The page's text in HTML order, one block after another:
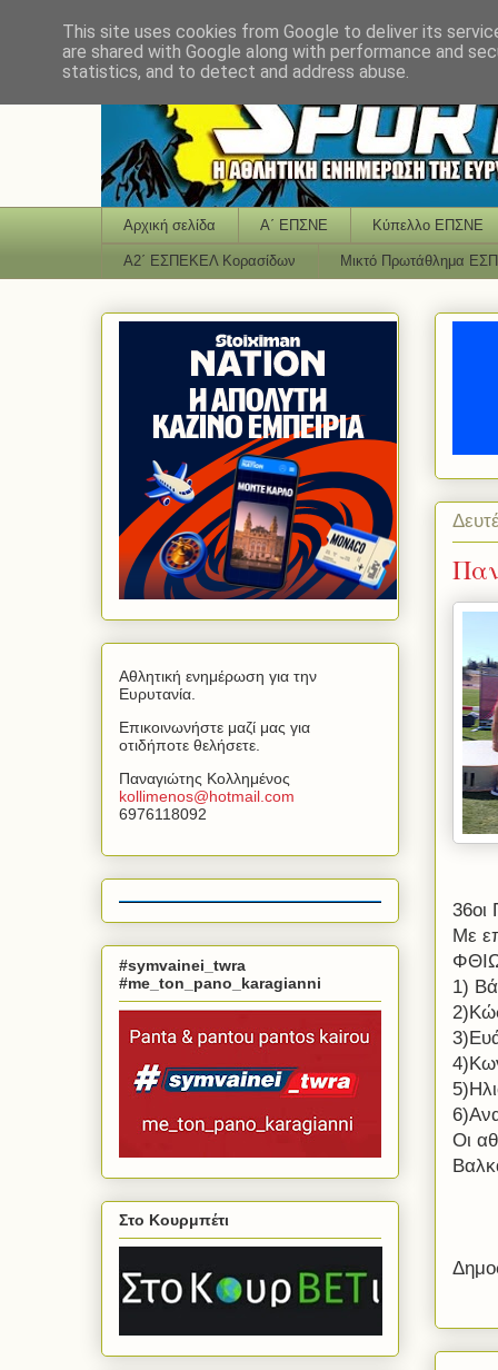
Αρχική σελίδα Α΄ ΕΠΣΝΕ Κύπελλο ΕΠΣΝΕ
Α2΄ ΕΣΠΕΚΕΛ Κορασίδων Μικτό Πρωτάθλημα
36οι
Με
1)
Οι
Αθλητική ενημέρωση για την
Ευρυτανία.
Επικοινωνήστε μαζί μας για
οτιδήποτε θελήσετε.
Παναγιώτης Κολλημένος
kollimenos@hotmail com
6976118092
#symvainei_twra
#me_ton_pano_karagianni
Στο Κουρμπέτι
This site uses cookies from Google to deliver its
are shared with Google along with performance and
statistics, and to detect and address abuse.